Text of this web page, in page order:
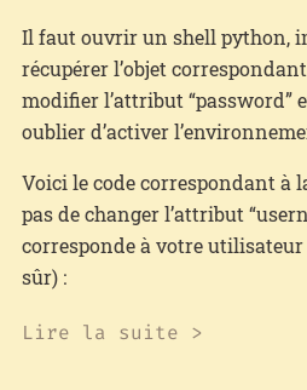
Il faut ouvrir un shell python,
récupérer l’objet
modifier l’attribut “password”
oublier d’activer
Voici le code correspondant à
pas de changer l’attribut
corresponde à votre utilisateur
sûr) :
Lire la suite >